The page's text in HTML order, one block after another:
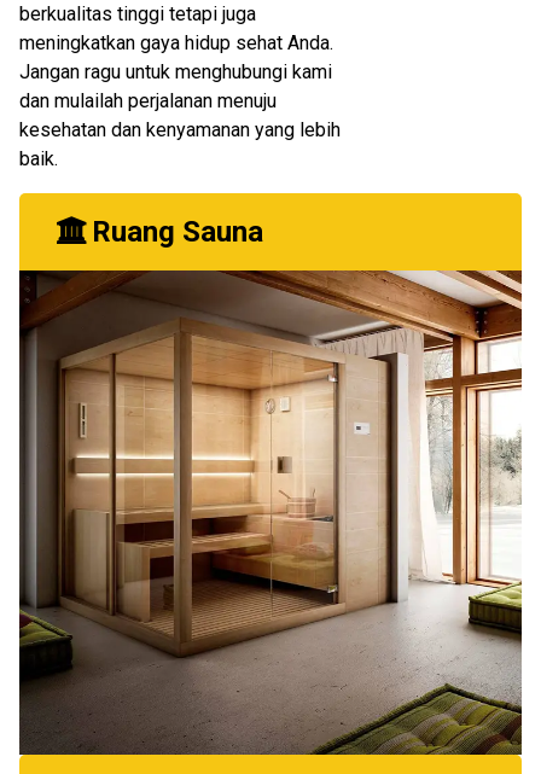
berkualitas tinggi tetapi juga
meningkatkan gaya hidup sehat Anda.
Jangan ragu untuk menghubungi kami
dan mulailah perjalanan menuju
kesehatan dan kenyamanan yang lebih
baik.
Ruang Sauna